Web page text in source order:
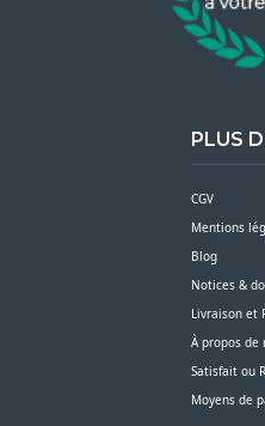
PLUS
CGV
Mentions
Blog
Notices &
Livraison et
À propos de
Satisfait ou
Moyens de